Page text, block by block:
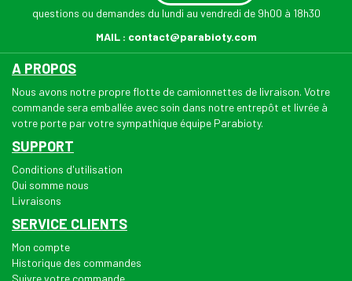
questions ou demandes du lundi au vendredi de 9h00 à 18h30
MAIL : contact@parabioty.com
A PROPOS
Nous avons notre propre flotte de camionnettes de livraison. Votre
commande sera emballée avec soin dans notre entrepôt et livrée à
votre porte par votre sympathique équipe Parabioty.
SUPPORT
Conditions d'utilisation
Qui somme nous
Livraisons
SERVICE CLIENTS
Mon compte
Historique des commandes
Suivre votre commande